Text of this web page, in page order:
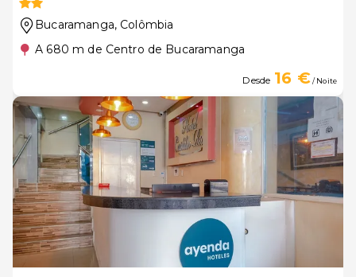
Bucaramanga, Colômbia
A 680 m de Centro de Bucaramanga
Desde 16 €/ Noite